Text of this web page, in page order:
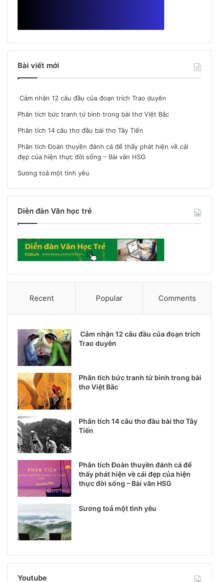
Bài viết mới
Cảm nhận 12 câu đầu của đoạn trích Trao duyên
Phân tích bức tranh tứ bình trong bài thơ Việt Bắc
Phân tích 14 câu thơ đầu bài thơ Tây Tiến
Phân tích Đoàn thuyền đánh cá để thấy phát hiện về cái
đẹp của hiện thực đời sống – Bài văn HSG
Sương toả một tình yêu
Diễn đàn Văn học trẻ
Recent Popular Comments
Cảm nhận 12 câu đầu của đoạn trích
Trao duyên
Phân tích bức tranh tứ bình trong bài
thơ Việt Bắc
Phân tích 14 câu thơ đầu bài thơ Tây
Tiến
Phân tích Đoàn thuyền đánh cá để
thấy phát hiện về cái đẹp của hiện
thực đời sống – Bài văn HSG
Sương toả một tình yêu
Youtube